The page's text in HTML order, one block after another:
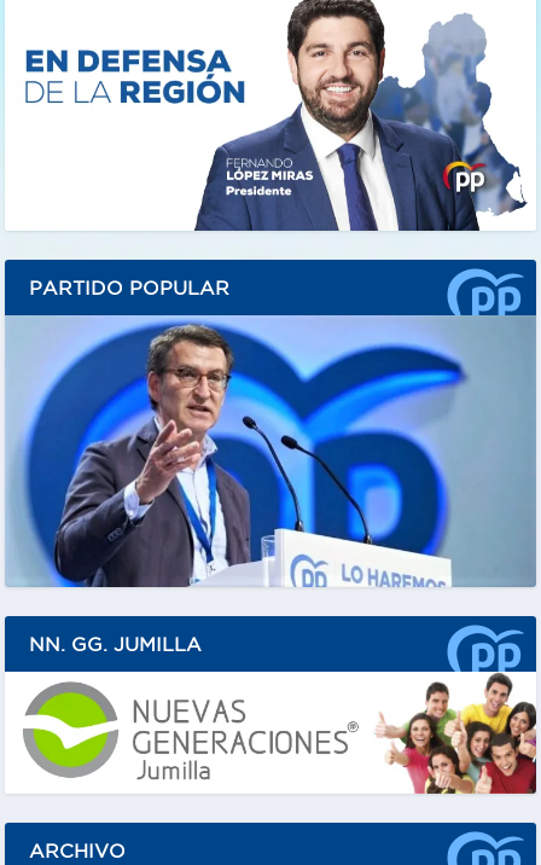
PARTIDO POPULAR
NN. GG. JUMILLA
ARCHIVO